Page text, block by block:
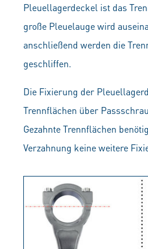
Pleuellagerdeckel ist das
große Pleuelauge wird
anschließend werden die
geschliffen.
Die Fixierung der
Trennflächen über
Gezahnte Trennflächen
Verzahnung keine weitere